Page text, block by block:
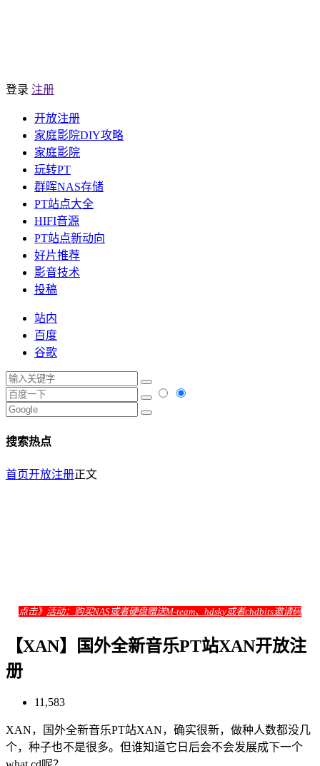
登录 注册
开放注册
家庭影院DIY攻略
家庭影院
玩转PT
群晖NAS存储
PT站点大全
HIFI音源
PT站点新动向
好片推荐
影音技术
投稿
站内
百度
谷歌
搜索热点
首页开放注册正文
点击》 活动：购买NAS或者硬盘赠送M-team、hdsky或者chdbits邀请码
【XAN】国外全新音乐PT站XAN开放注
册
11,583
XAN，国外全新音乐PT站XAN，确实很新，做种人数都没几
个，种子也不是很多。但谁知道它日后会不会发展成下一个